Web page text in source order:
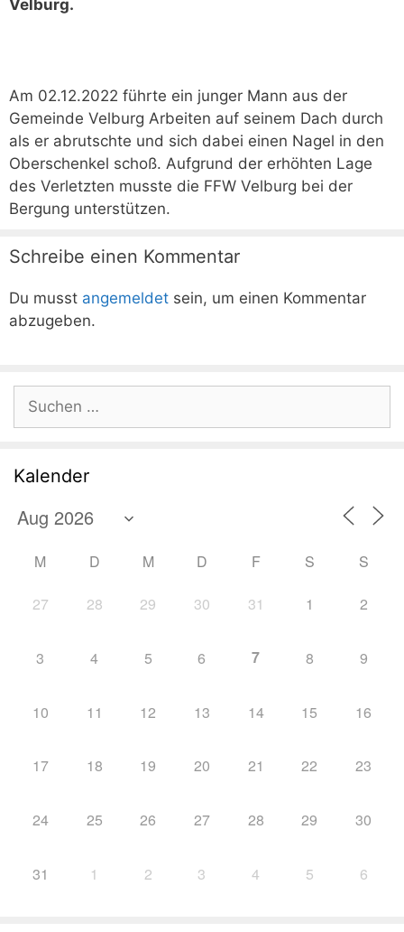
Velburg.
Am 02.12.2022 führte ein junger Mann aus der
Gemeinde Velburg Arbeiten auf seinem Dach durch
als er abrutschte und sich dabei einen Nagel in den
Oberschenkel schoß. Aufgrund der erhöhten Lage
des Verletzten musste die FFW Velburg bei der
Bergung unterstützen.
Schreibe einen Kommentar
Du musst angemeldet sein, um einen Kommentar
abzugeben.
nach:
Kalender
M D M D F S S
27 28 29 30 31 1 2
3 4 5 6 7 8 9
10 11 12 13 14 15 16
17 18 19 20 21 22 23
24 25 26 27 28 29 30
31 1 2 3 4 5 6